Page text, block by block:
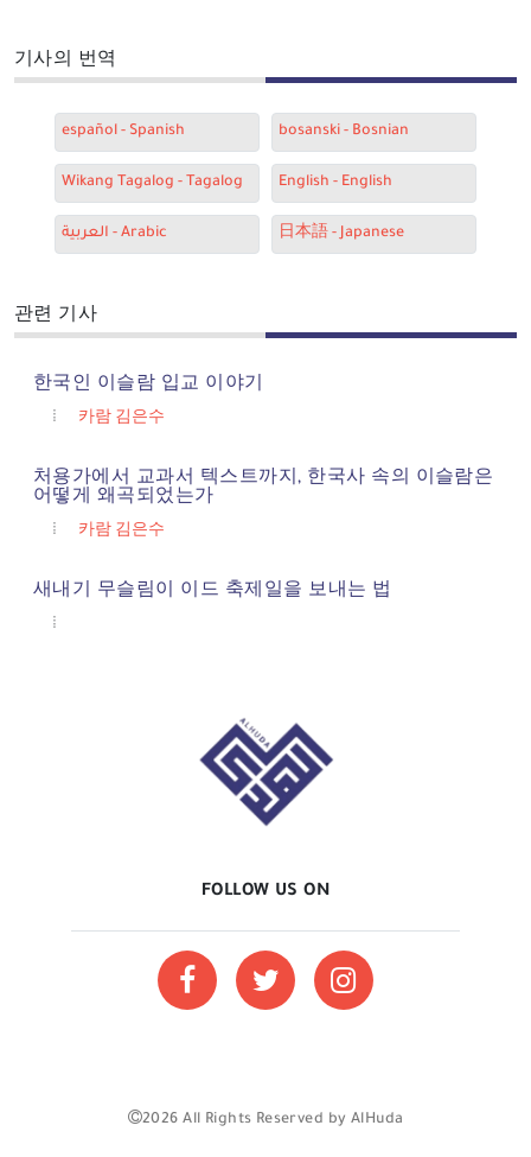
기사의 번역
español - Spanish bosanski - Bosnian
Wikang Tagalog - Tagalog English - English
العربية - Arabic 日本語 - Japanese
관련 기사
한국인 이슬람 입교 이야기
카람 김은수
처용가에서 교과서 텍스트까지, 한국사 속의 이슬람은
어떻게 왜곡되었는가
카람 김은수
새내기 무슬림이 이드 축제일을 보내는 법
FOLLOW US ON
2026 All Rights Reserved by AlHuda